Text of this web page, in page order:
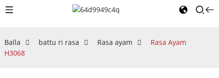
Balla battu ri rasa Rasa ayam
Rasa Ayam
H3068